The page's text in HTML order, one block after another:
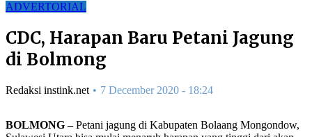
ADVERTORIAL
CDC, Harapan Baru Petani Jagung
di Bolmong
Redaksi instink.net 7 December 2020 - 18:24
BOLMONG –Petani jagung di Kabupaten Bolaang Mongondow,